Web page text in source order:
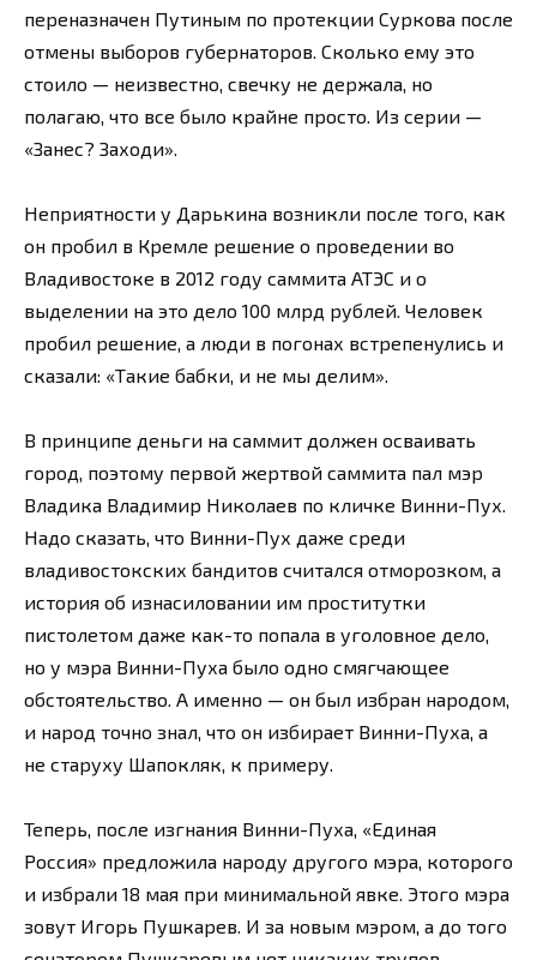
переназначен Путиным по протекции Суркова после
отмены выборов губернаторов. Сколько ему это
стоило — неизвестно, свечку не держала, но
полагаю, что все было крайне просто. Из серии —
«Занес? Заходи».
Неприятности у Дарькина возникли после того, как
он пробил в Кремле решение о проведении во
Владивостоке в 2012 году саммита АТЭС и о
выделении на это дело 100 млрд рублей. Человек
пробил решение, а люди в погонах встрепенулись и
сказали: «Такие бабки, и не мы делим».
В принципе деньги на саммит должен осваивать
город, поэтому первой жертвой саммита пал мэр
Владика Владимир Николаев по кличке Винни-Пух.
Надо сказать, что Винни-Пух даже среди
владивостокских бандитов считался отморозком, а
история об изнасиловании им проститутки
пистолетом даже как-то попала в уголовное дело,
но у мэра Винни-Пуха было одно смягчающее
обстоятельство. А именно — он был избран народом,
и народ точно знал, что он избирает Винни-Пуха, а
не старуху Шапокляк, к примеру.
Теперь, после изгнания Винни-Пуха, «Единая
Россия» предложила народу другого мэра, которого
и избрали 18 мая при минимальной явке. Этого мэра
зовут Игорь Пушкарев. И за новым мэром, а до того